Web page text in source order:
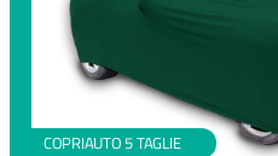
COPRIAUTO 5 TAGLIE